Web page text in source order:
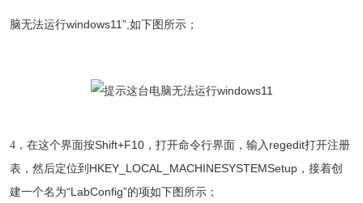
脑无法运行windows11”,如下图所示；
4，在这个界面按Shift+F10，打开命令行界面，输入regedit打开注册
表，然后定位到 HKEY_LOCAL_MACHINESYSTEMSetup，接着创
建一个名为“LabConfig”的项如下图所示；